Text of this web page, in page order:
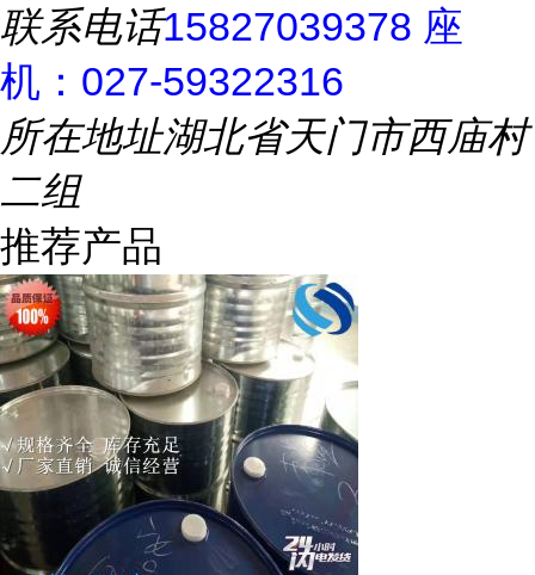
联系电话15827039378 座
机：027-59322316
所在地址湖北省天门市西庙村
二组
推荐产品